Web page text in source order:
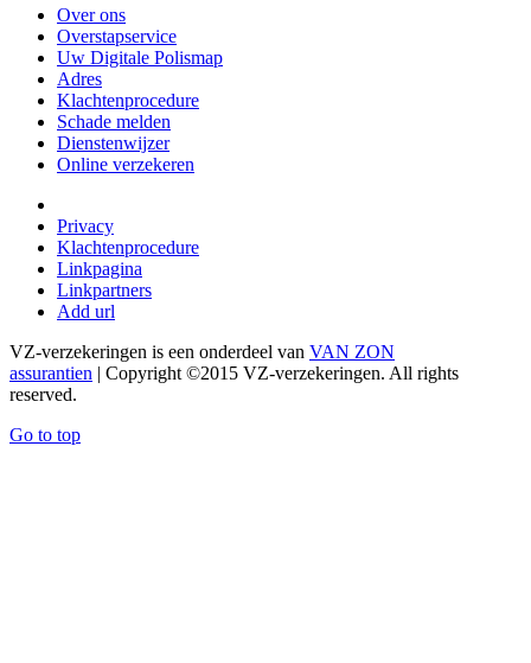
Over ons
Overstapservice
Uw Digitale Polismap
Adres
Klachtenprocedure
Schade melden
Dienstenwijzer
Online verzekeren
Privacy
Klachtenprocedure
Linkpagina
Linkpartners
Add url
VZ-verzekeringen is een onderdeel van VAN ZON
assurantien | Copyright ©2015 VZ-verzekeringen. All rights
reserved.
Go to top